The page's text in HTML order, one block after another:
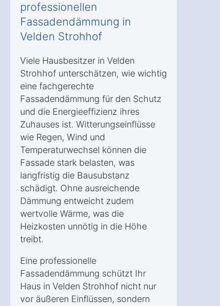
professionellen
Fassadendämmung in
Velden Strohhof
Viele Hausbesitzer in Velden
Strohhof unterschätzen, wie wichtig
eine fachgerechte
Fassadendämmung für den Schutz
und die Energieeffizienz ihres
Zuhauses ist. Witterungseinflüsse
wie Regen, Wind und
Temperaturwechsel können die
Fassade stark belasten, was
langfristig die Bausubstanz
schädigt. Ohne ausreichende
Dämmung entweicht zudem
wertvolle Wärme, was die
Heizkosten unnötig in die Höhe
treibt.
Eine professionelle
Fassadendämmung schützt Ihr
Haus in Velden Strohhof nicht nur
vor äußeren Einflüssen, sondern